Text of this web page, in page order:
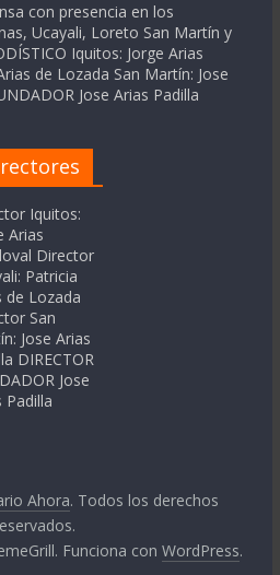
con presencia en los
Ucayali, Loreto San Martín y
Iquitos: Jorge Arias
de Lozada San Martín: Jose
Jose Arias Padilla
Iquitos:
Arias
Director
Patricia
de Lozada
San
Jose Arias
DIRECTOR
Jose
Padilla
Ahora. Todos los derechos
Funciona conWordPress.